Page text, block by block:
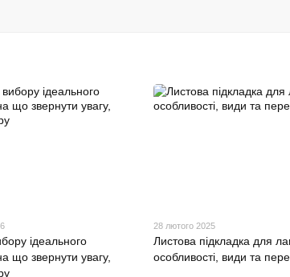
ідеального
що звернути увагу,
28 лютого 2025
Листова підкладка для
особливості, види та